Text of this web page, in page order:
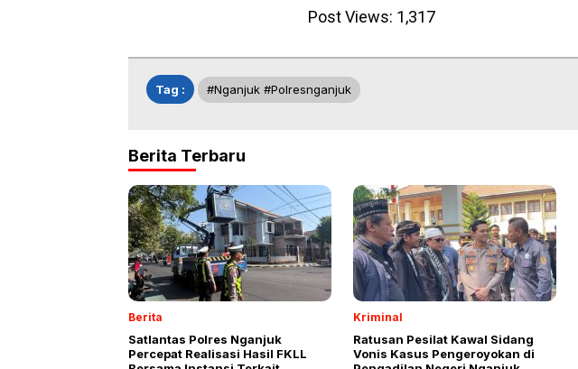
Post Views: 1,317
Tag : #nganjuk #polresnganjuk
Berita Terbaru
Berita
Satlantas Polres Nganjuk
Percepat Realisasi Hasil FKLL
Kriminal
Ratusan Pesilat Kawal Sidang
Vonis Kasus Pengeroyokan di